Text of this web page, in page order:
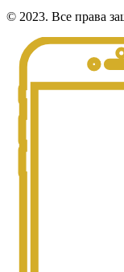
© 2023. Все права